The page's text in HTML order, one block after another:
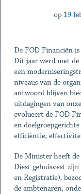
op 19
De FOD Financiën
Dit jaar werd met de
een
niveaus van de
antwoord blijven
uitdagingen van
evolueert de FOD
en
efficiëntie,
De Minister heeft
Diest gehuisvest
en Registratie),
de ambtenaren,